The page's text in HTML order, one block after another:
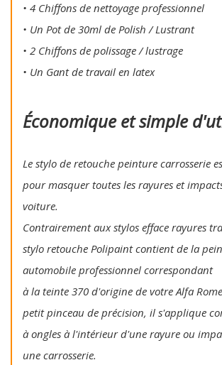
• 4 Chiffons de nettoyage professionnel
• Un Pot de 30ml de Polish / Lustrant
• 2 Chiffons de polissage / lustrage
• Un Gant de travail en latex
Économique et simple
Le stylo de retouche peinture carrosserie
pour masquer toutes les rayures et
voiture.
Contrairement aux stylos efface rayures
stylo retouche Polipaint contient de la
automobile professionnel correspondant
à la teinte 370 d'origine de votre Alfa
petit pinceau de précision, il s'applique
à ongles à l'intérieur d'une rayure ou
une carrosserie.